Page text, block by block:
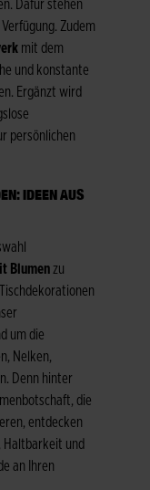
Dafür stehen
Zudem
mit dem
und konstante
Ergänzt wird
persönlichen
IDEEN AUS
Blumen zu
um die
Nelken,
Denn hinter
die
entdecken
Haltbarkeit und
an Ihren